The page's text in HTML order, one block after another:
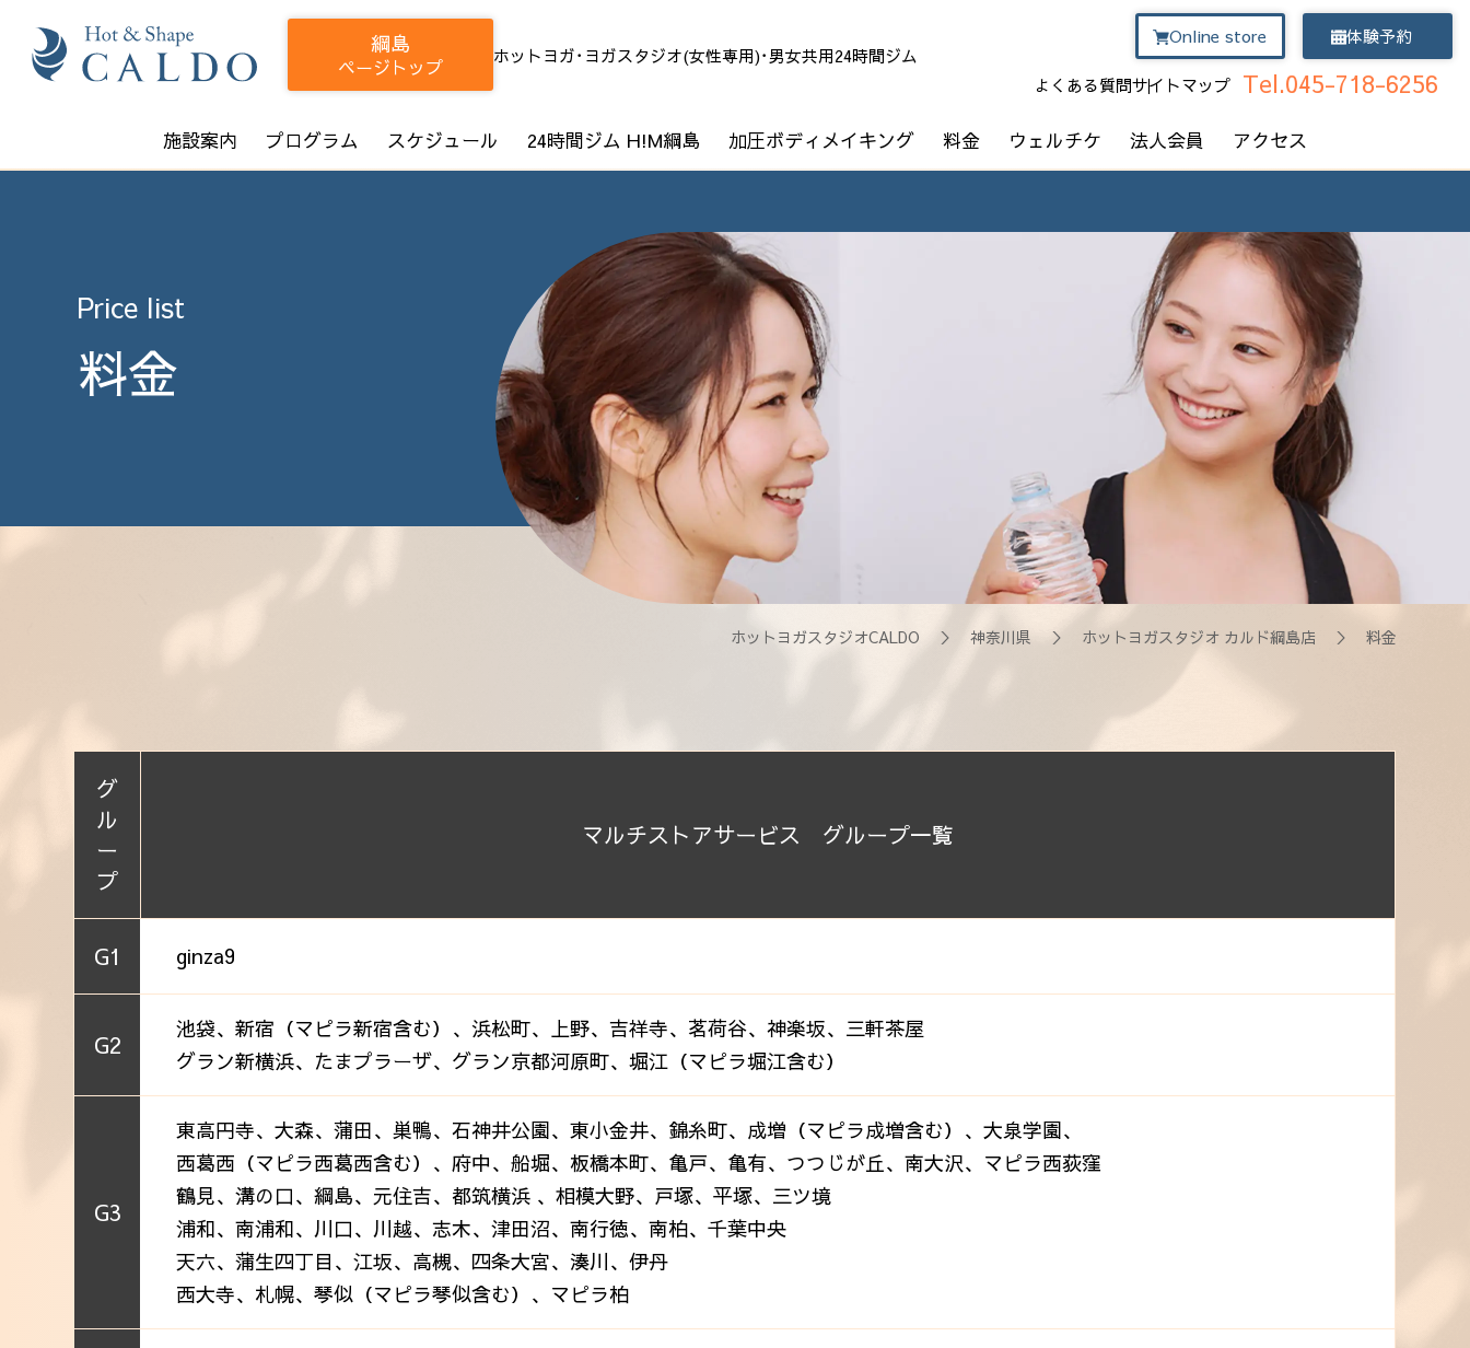
綱島
ページトップ
ホットヨガ･ヨガスタジオ(女性専用)･男女共用24時間ジム
よくある質問サイトマップ Tel.045-718-6256
施設案内 プログラム スケジュール 24時間ジム H!M綱島 加圧ボディメイキング 料金 ウェルチケ 法人会員 アクセス
Price list
料金
ホットヨガスタジオCALDO ＞ 神奈川県 ＞ ホットヨガスタジオ カルド綱島店 ＞ 料金
グ
ル
ー
プ
マルチストアサービス グループ一覧
G1 ginza9
G2
池袋、新宿（マピラ新宿含む）、浜松町、上野、吉祥寺、茗荷谷、神楽坂、三軒茶屋
グラン新横浜、たまプラーザ、グラン京都河原町、堀江（マピラ堀江含む）
G3
東高円寺、大森、蒲田、巣鴨、石神井公園、東小金井、錦糸町、成増（マピラ成増含む）、大泉学園、
西葛西（マピラ西葛西含む）、府中、船堀、板橋本町、亀戸、亀有、つつじが丘、南大沢、マピラ西荻窪
鶴見、溝の口、綱島、元住吉、都筑横浜 、相模大野、戸塚、平塚、三ツ境
浦和、南浦和、川口、川越、志木、津田沼、南行徳、南柏、千葉中央
天六、蒲生四丁目、江坂、高槻、四条大宮、湊川、伊丹
西大寺、札幌、琴似（マピラ琴似含む）、マピラ柏
Online store 体験予約